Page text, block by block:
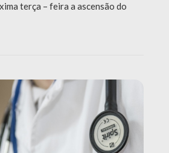
terça – feira a ascensão do